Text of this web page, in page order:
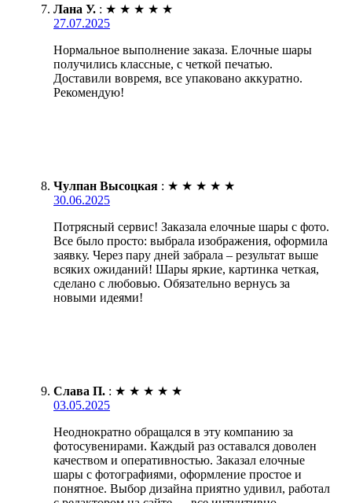
Лана У. : ★ ★ ★ ★ ★
27.07.2025
Нормальное выполнение заказа. Елочные шары
получились классные, с четкой печатью.
Доставили вовремя, все упаковано аккуратно.
Рекомендую!
Чулпан Высоцкая : ★ ★ ★ ★ ★
30.06.2025
Потрясный сервис! Заказала елочные шары с фото.
Все было просто: выбрала изображения, оформила
заявку. Через пару дней забрала – результат выше
всяких ожиданий! Шары яркие, картинка четкая,
сделано с любовью. Обязательно вернусь за
новыми идеями!
Слава П. : ★ ★ ★ ★ ★
03.05.2025
Неоднократно обращался в эту компанию за
фотосувенирами. Каждый раз оставался доволен
качеством и оперативностью. Заказал елочные
шары с фотографиями, оформление простое и
понятное. Выбор дизайна приятно удивил, работал